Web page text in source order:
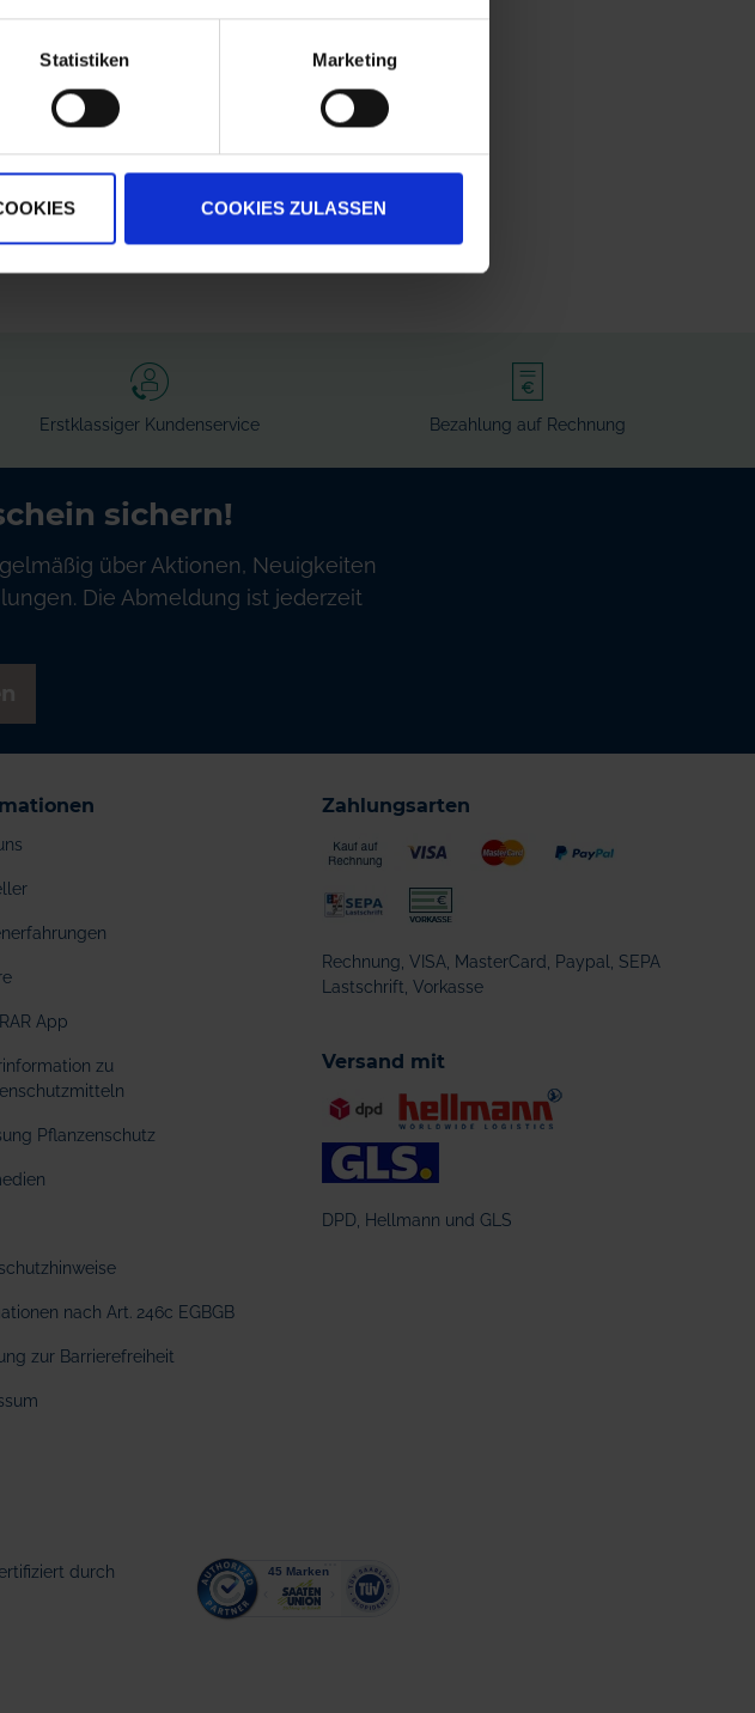
Statistiken Marketing
COOKIES ZULASSEN
Ø 8 mm
€ / St
IN DEN
WARENKORB
Erstklassiger Kundenservice Bezahlung auf Rechnung
sichern!
über Aktionen, Neuigkeiten
Die Abmeldung ist jederzeit
App
zu
Pflanzenschutz
nach Art. 246c EGBGB
zur Barrierefreiheit
Zahlungsarten
Rechnung, VISA, MasterCard, Paypal, SEPA
Lastschrift, Vorkasse
Versand mit
DPD, Hellmann und GLS
durch